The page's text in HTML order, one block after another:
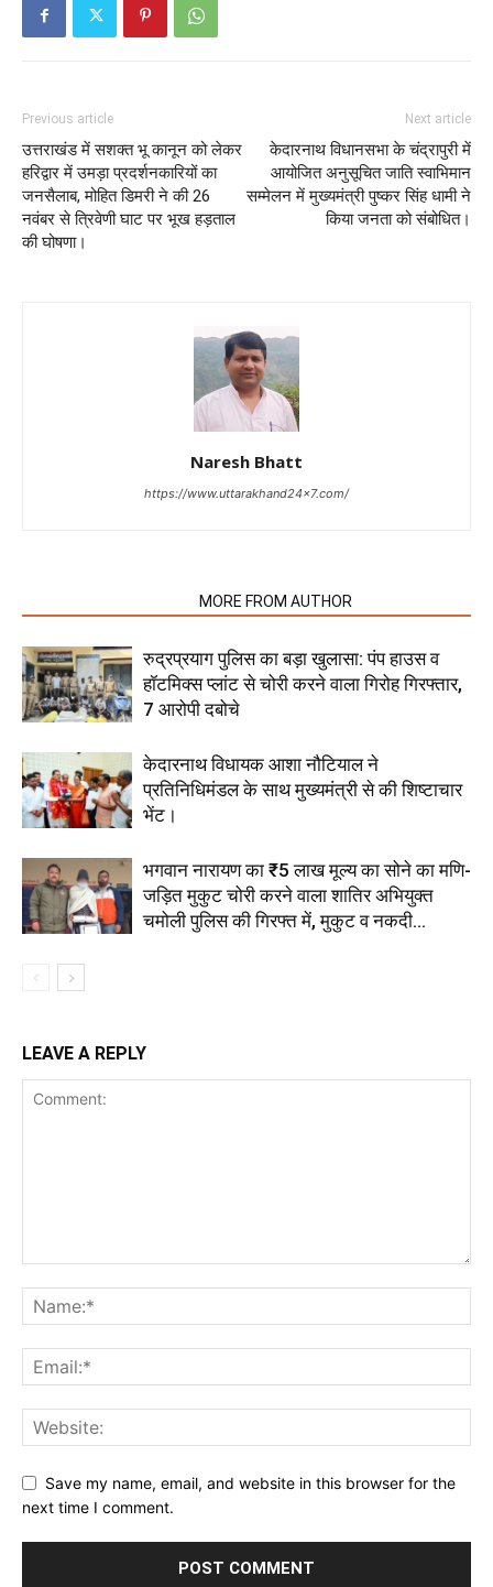
Previous article
उत्तराखंड में सशक्त भू कानून को लेकर
हरिद्वार में उमड़ा प्रदर्शनकारियों का
जनसैलाब, मोहित डिमरी ने की 26
नवंबर से त्रिवेणी घाट पर भूख हड़ताल
की घोषणा।
Next article
केदारनाथ विधानसभा के चंद्रापुरी में
आयोजित अनुसूचित जाति स्वाभिमान
सम्मेलन में मुख्यमंत्री पुष्कर सिंह धामी ने
किया जनता को संबोधित।
Naresh Bhatt
https://www.uttarakhand24x7.com/
MORE FROM AUTHOR
रुद्रप्रयाग पुलिस का बड़ा खुलासा: पंप हाउस व
हॉटमिक्स प्लांट से चोरी करने वाला गिरोह गिरफ्तार,
7 आरोपी दबोचे
केदारनाथ विधायक आशा नौटियाल ने
प्रतिनिधिमंडल के साथ मुख्यमंत्री से की शिष्टाचार
भेंट।
भगवान नारायण का ₹5 लाख मूल्य का सोने का मणि-
जड़ित मुकुट चोरी करने वाला शातिर अभियुक्त
चमोली पुलिस की गिरफ्त में, मुकुट व नकदी...
LEAVE A REPLY
Save my name, email, and website in this browser for the
next time I comment.